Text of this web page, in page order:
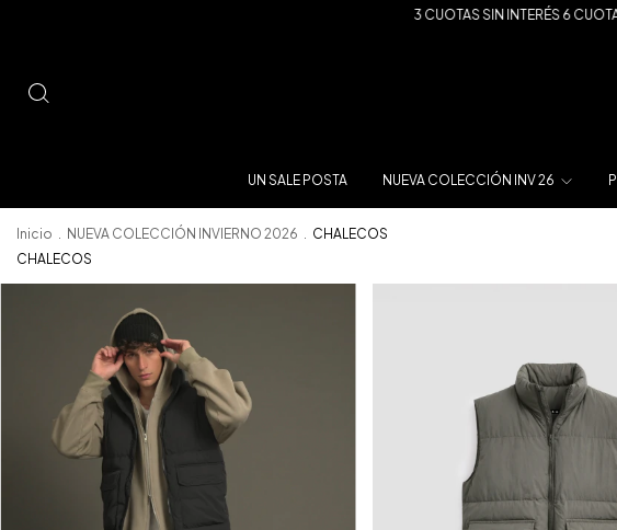
3 CUOTAS SIN INTERÉS 6
UN SALE POSTA NUEVA COLECCIÓN INV 26
Inicio . NUEVA COLECCIÓN INVIERNO 2026 . CHALECOS
CHALECOS